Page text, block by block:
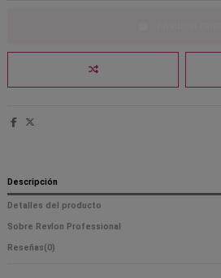
Descripción
Detalles del producto
Sobre Revlon Professional
Reseñas(0)